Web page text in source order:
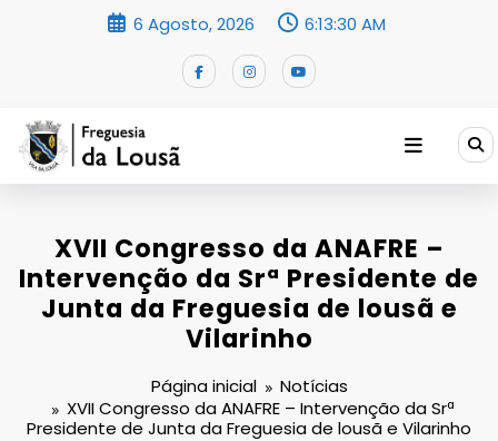
6 Agosto, 2026 6:13:30 AM
XVII Congresso da ANAFRE –
Intervenção da Srª Presidente de
Junta da Freguesia de lousã e
Vilarinho
Página inicial
Notícias
XVII Congresso da ANAFRE – Intervenção da Srª
Presidente de Junta da Freguesia de lousã e Vilarinho